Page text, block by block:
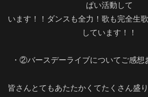
ぱい活動して
います！！ダンスも全力！歌も完全生
しています！！
・②バースデーライブについてご感想
皆さんとてもあたたかくてたくさん盛